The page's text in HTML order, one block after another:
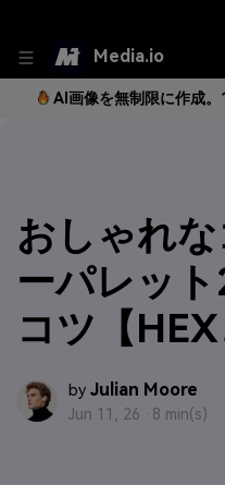
Media.io
AI画像を無制限に作成。
おしゃれ
ーパレッ
コツ【HEX
by Julian Moore
Jun 11, 26 · 8 min(s)